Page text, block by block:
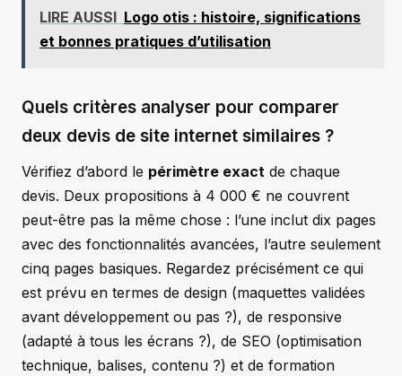
LIRE AUSSI Logo otis : histoire, significations
et bonnes pratiques d’utilisation
Quels critères analyser pour comparer
deux devis de site internet similaires ?
Vérifiez d’abord le périmètre exact de chaque
devis. Deux propositions à 4 000 € ne couvrent
peut-être pas la même chose : l’une inclut dix pages
avec des fonctionnalités avancées, l’autre seulement
cinq pages basiques. Regardez précisément ce qui
est prévu en termes de design (maquettes validées
avant développement ou pas ?), de responsive
(adapté à tous les écrans ?), de SEO (optimisation
technique, balises, contenu ?) et de formation